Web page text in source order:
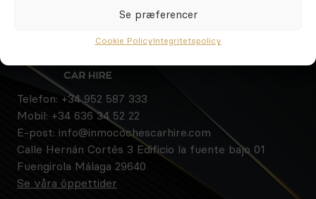
Se præferencer
Cookie PolicyIntegritetspolicy
Telefon: +34 952 587 333
Mobil: +34 636 34 52 22
E-post: info@inmocochescarhire.com
Calle Hernán Cortés 3 Edificio la fuente bajo 01
Fuengirola Málaga 29640
Se våra öppettider